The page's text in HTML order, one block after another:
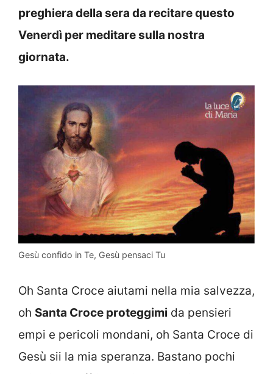
preghiera della sera da recitare questo
Venerdì per meditare sulla nostra
giornata.
Gesù confido in Te, Gesù pensaci Tu
Oh Santa Croce aiutami nella mia salvezza,
oh Santa Croce proteggimi da pensieri
empi e pericoli mondani, oh Santa Croce di
Gesù sii la mia speranza. Bastano pochi